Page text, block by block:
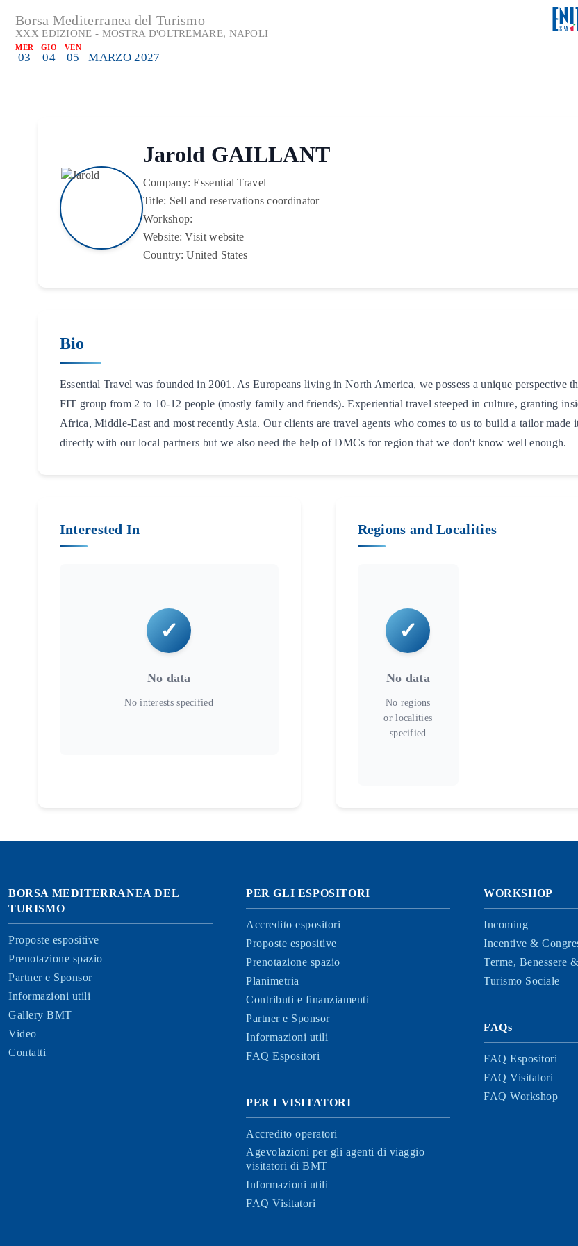
Borsa Mediterranea del Turismo
XXX EDIZIONE - MOSTRA D'OLTREMARE, NAPOLI
MER
03
GIO
04
VEN
05 MARZO 2027
Jarold GAILLANT
Company: Essential Travel
Title: Sell and reservations coordinator
Workshop:
Website: Visit website
Country: United States
Bio
Essential Travel was founded in 2001. As Europeans living in North America, we possess a unique perspective
FIT group from 2 to 10-12 people (mostly family and friends). Experiential travel steeped in culture, granting
Africa, Middle-East and most recently Asia. Our clients are travel agents who comes to us to build a tailor
directly with our local partners but we also need the help of DMCs for region that we don't know well enough.
Interested In
No data
Regions and Localities
No data
BORSA MEDITERRANEA DEL
TURISMO
Proposte espositive
Prenotazione spazio
Partner e Sponsor
Informazioni utili
Gallery BMT
Video
Contatti
PER GLI ESPOSITORI
Accredito espositori
Proposte espositive
Prenotazione spazio
Planimetria
Contributi e finanziamenti
Partner e Sponsor
Informazioni utili
FAQ Espositori
PER I VISITATORI
Accredito operatori
Agevolazioni per gli agenti di viaggio
visitatori di BMT
Informazioni utili
FAQ Visitatori
WORKSHOP
Incoming
Incentive &
Terme, Benessere
Turismo Sociale
FAQs
FAQ Espositori
FAQ Visitatori
FAQ Workshop